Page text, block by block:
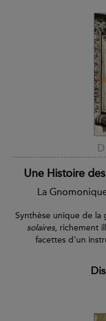
Une Histoire
La
Synthèse unique de la
solaires, richement
facettes d’un